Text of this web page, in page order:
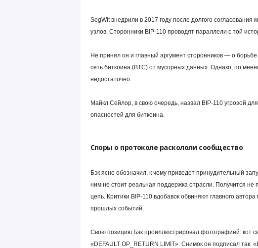
SegWit внедрили в 2017 году после долгого
узлов. Сторонники BIP-110 проводят параллели с той
Не принял он и главный аргумент сторонников — о
сеть биткоина (BTC) от мусорных данных. Однако, по
недостаточно.
Майкл Сейлор, в свою очередь, назвал BIP-110 угрозой
опасностей для биткоина.
Споры о протоколе раскололи сообщество
Бэк ясно обозначил, к чему приведет принудительный
ним не стоит реальная поддержка отрасли. Получится
цепь. Критики BIP-110 вдобавок обвиняют главного
прошлых событий.
Свою позицию Бэк проиллюстрировал фотографией: кот
«DEFAULT OP_RETURN LIMIT». Снимок он подписал так: